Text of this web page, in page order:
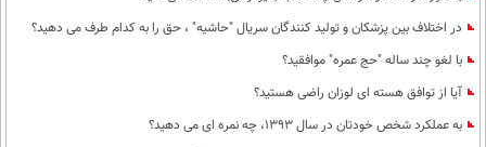
در اختلاف بین پزشکان و تولید کنندگان سریال "حاشیه" ، حق را به کدام طرف می دهید؟
با لغو چند ساله "حج عمره" موافقید؟
آیا از توافق هسته ای لوزان راضی هستید؟
به عملکرد شخص خودتان در سال 1393، چه نمره ای می دهید؟